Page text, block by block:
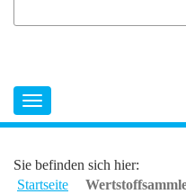
Sie befinden sich hier:
Startseite